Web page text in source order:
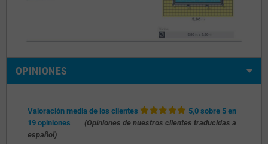
OPINIONES
Valoración media de los clientes
5,0 sobre 5 en
19 opiniones
(Opiniones de nuestros clientes traducidas a
español)